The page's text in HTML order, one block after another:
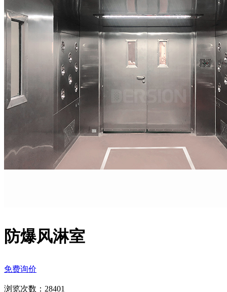
防爆风淋室
免费询价
浏览次数： 28401